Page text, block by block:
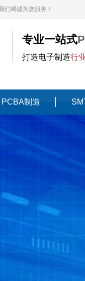
们竭诚为您服务！
专业一站式
打造电子制造行
PCBA制造